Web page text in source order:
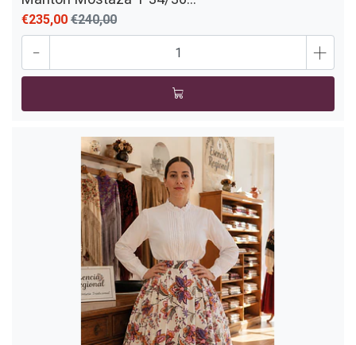
€235,00 €240,00
- +